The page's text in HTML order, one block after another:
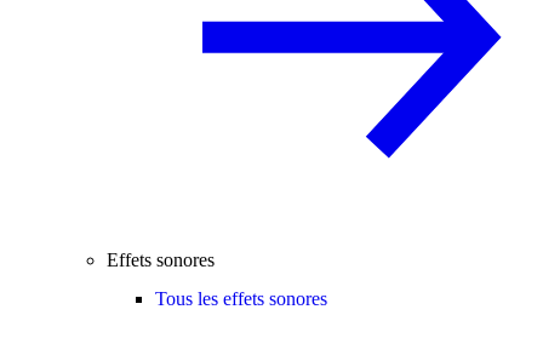
Effets sonores
Tous les effets sonores